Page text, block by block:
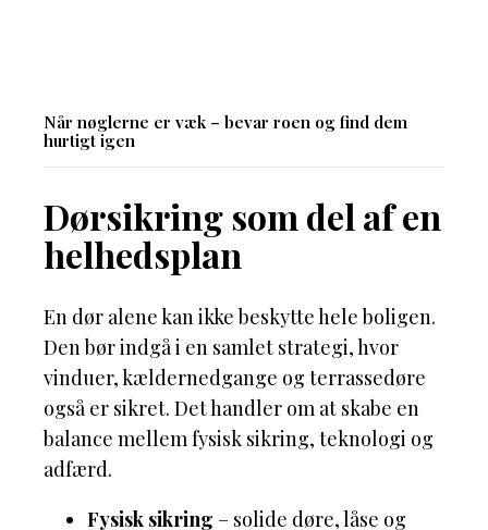
Når nøglerne er væk – bevar roen og find dem
hurtigt igen
Dørsikring som del af en
helhedsplan
En dør alene kan ikke beskytte hele boligen.
Den bør indgå i en samlet strategi, hvor
vinduer, kældernedgange og terrassedøre
også er sikret. Det handler om at skabe en
balance mellem fysisk sikring, teknologi og
adfærd.
Fysisk sikring – solide døre, låse og